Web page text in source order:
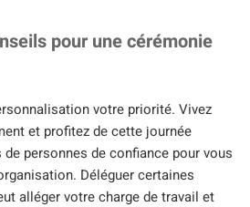
pour une cérémonie
votre priorité. Vivez
et profitez de cette journée
personnes de confiance pour vous
Déléguer certaines
alléger votre charge de travail et